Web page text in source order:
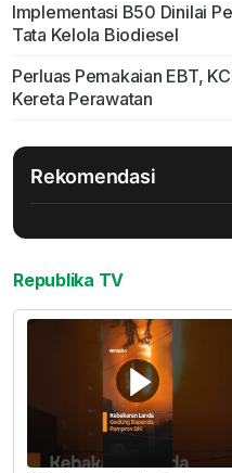
Implementasi B50 Dinilai
Tata Kelola Biodiesel
Perluas Pemakaian EBT,
Kereta Perawatan
Rekomendasi
Republika TV